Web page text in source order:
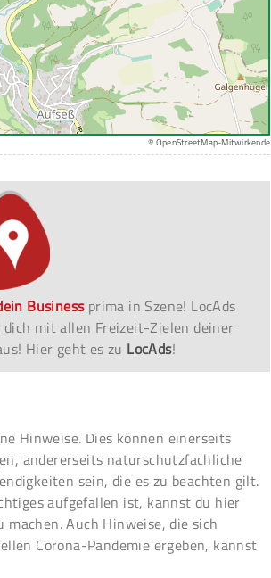
© OpenStreetMap-Mitwirkende
Businessprima in Szene! LocAds
mit allen Freizeit-Zielen deiner
Hier geht es zu LocAds!
Hinweise. Dies können einerseits
andererseits naturschutzfachliche
sein, die es zu beachten gilt.
aufgefallen ist, kannst du hier
machen. Auch Hinweise, die sich
Corona-Pandemie ergeben, kannst